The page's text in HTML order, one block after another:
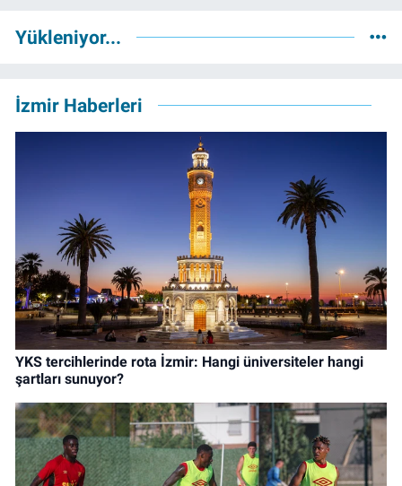
Yükleniyor...
İzmir Haberleri
YKS tercihlerinde rota İzmir: Hangi üniversiteler hangi
şartları sunuyor?